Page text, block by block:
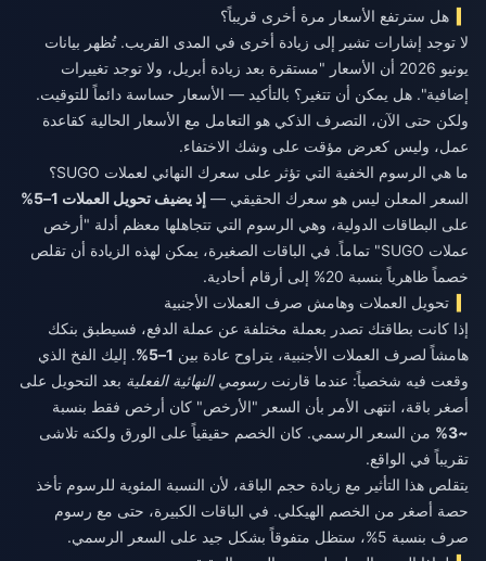
هل سترتفع الأسعار مرة أخرى قريباً؟
لا توجد إشارات تشير إلى زيادة أخرى في المدى القريب. تُظهر بيانات
يونيو 2026 أن الأسعار "مستقرة بعد زيادة أبريل، ولا توجد تغييرات
إضافية". هل يمكن أن تتغير؟ بالتأكيد — الأسعار حساسة دائماً للتوقيت.
ولكن حتى الآن، التصرف الذكي هو التعامل مع الأسعار الحالية كقاعدة
عمل، وليس كعرض مؤقت على وشك الاختفاء.
ما هي الرسوم الخفية التي تؤثر على سعرك النهائي لعملات SUGO؟
السعر المعلن ليس هو سعرك الحقيقي — إذ يضيف تحويل العملات 1–5%
على البطاقات الدولية، وهي الرسوم التي تتجاهلها معظم أدلة "أرخص
عملات SUGO" تماماً. في الباقات الصغيرة، يمكن لهذه الزيادة أن تقلص
خصماً ظاهرياً بنسبة 20% إلى أرقام أحادية.
تحويل العملات وهامش صرف العملات الأجنبية
إذا كانت بطاقتك تصدر بعملة مختلفة عن عملة الدفع، فسيطبق بنكك
هامشاً لصرف العملات الأجنبية، يتراوح عادة بين 1–5%
. إليك الفخ الذي
وقعت فيه شخصياً: عندما قارنت رسومي النهائية الفعلية بعد التحويل على
أصغر باقة، انتهى الأمر بأن السعر "الأرخص" كان أرخص فقط بنسبة
~3%
من السعر الرسمي. كان الخصم حقيقياً على الورق ولكنه تلاشى
تقريباً في الواقع.
يتقلص هذا التأثير مع زيادة حجم الباقة، لأن النسبة المئوية للرسوم تأخذ
حصة أصغر من الخصم الهيكلي. في الباقات الكبيرة، حتى مع رسوم
صرف بنسبة 5%، ستظل متفوقاً بشكل جيد على السعر الرسمي.